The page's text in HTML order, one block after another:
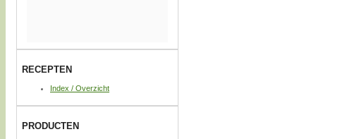
RECEPTEN
Index / Overzicht
PRODUCTEN